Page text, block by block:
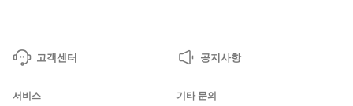
고객센터 공지사항
서비스
기타 문의